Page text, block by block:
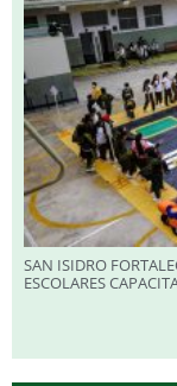
SAN ISIDRO
ESCOLARES